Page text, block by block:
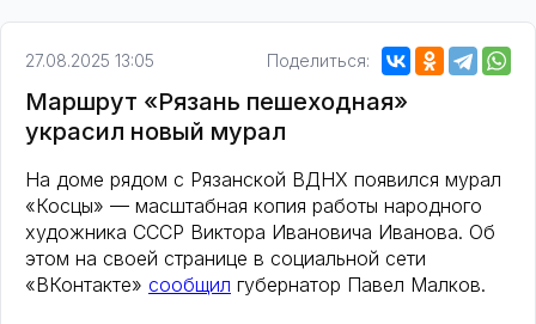
27.08.2025 13:05 Поделиться:
Маршрут «Рязань пешеходная»
украсил новый мурал
На доме рядом с Рязанской ВДНХ появился мурал
«Косцы» — масштабная копия работы народного
художника СССР Виктора Ивановича Иванова. Об
этом на своей странице в социальной сети
«ВКонтакте» сообщил губернатор Павел Малков.